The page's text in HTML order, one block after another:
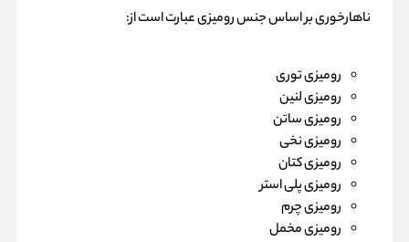
ناهارخوری بر اساس جنس رومیزی عبارت است از:
رومیزی توری
رومیزی لنین
رومیزی ساتن
رومیزی نخی
رومیزی کتان
رومیزی پلی استر
رومیزی چرم
رومیزی مخمل